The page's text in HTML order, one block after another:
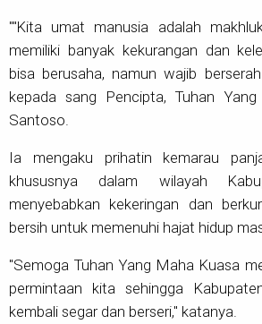
""Kita umat manusia adalah
memiliki banyak kekurangan dan
bisa berusaha, namun wajib
kepada sang Pencipta, Tuhan
Santoso.
Ia mengaku prihatin kemarau
khususnya dalam wilayah
menyebabkan kekeringan dan
bersih untuk memenuhi hajat hidup
"Semoga Tuhan Yang Maha Kuasa
permintaan kita sehingga
kembali segar dan berseri," katanya.